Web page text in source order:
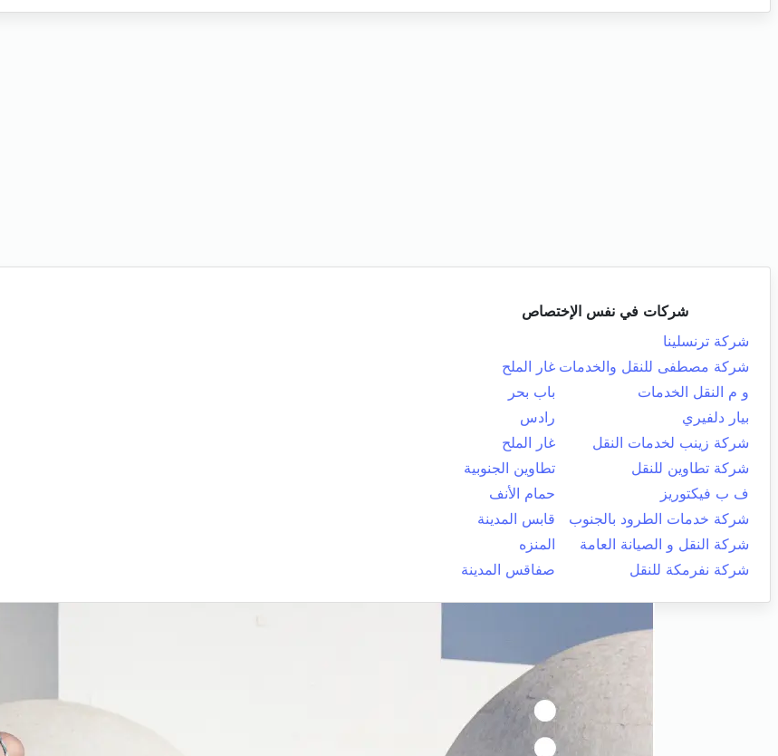
شركات في نفس الإختصاص
شركة ترنسلينا
شركة مصطفى للنقل والخدمات غار الملح
و م النقل الخدمات
باب بحر
بيار دلفيري
رادس
شركة زينب لخدمات النقل
غار الملح
شركة تطاوين للنقل
تطاوين الجنوبية
ف ب فيكتوريز
حمام الأنف
شركة خدمات الطرود بالجنوب
قابس المدينة
شركة النقل و الصيانة العامة
المنزه
شركة نفرمكة للنقل
صفاقس المدينة